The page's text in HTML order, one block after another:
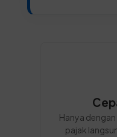
Hanya
pajak